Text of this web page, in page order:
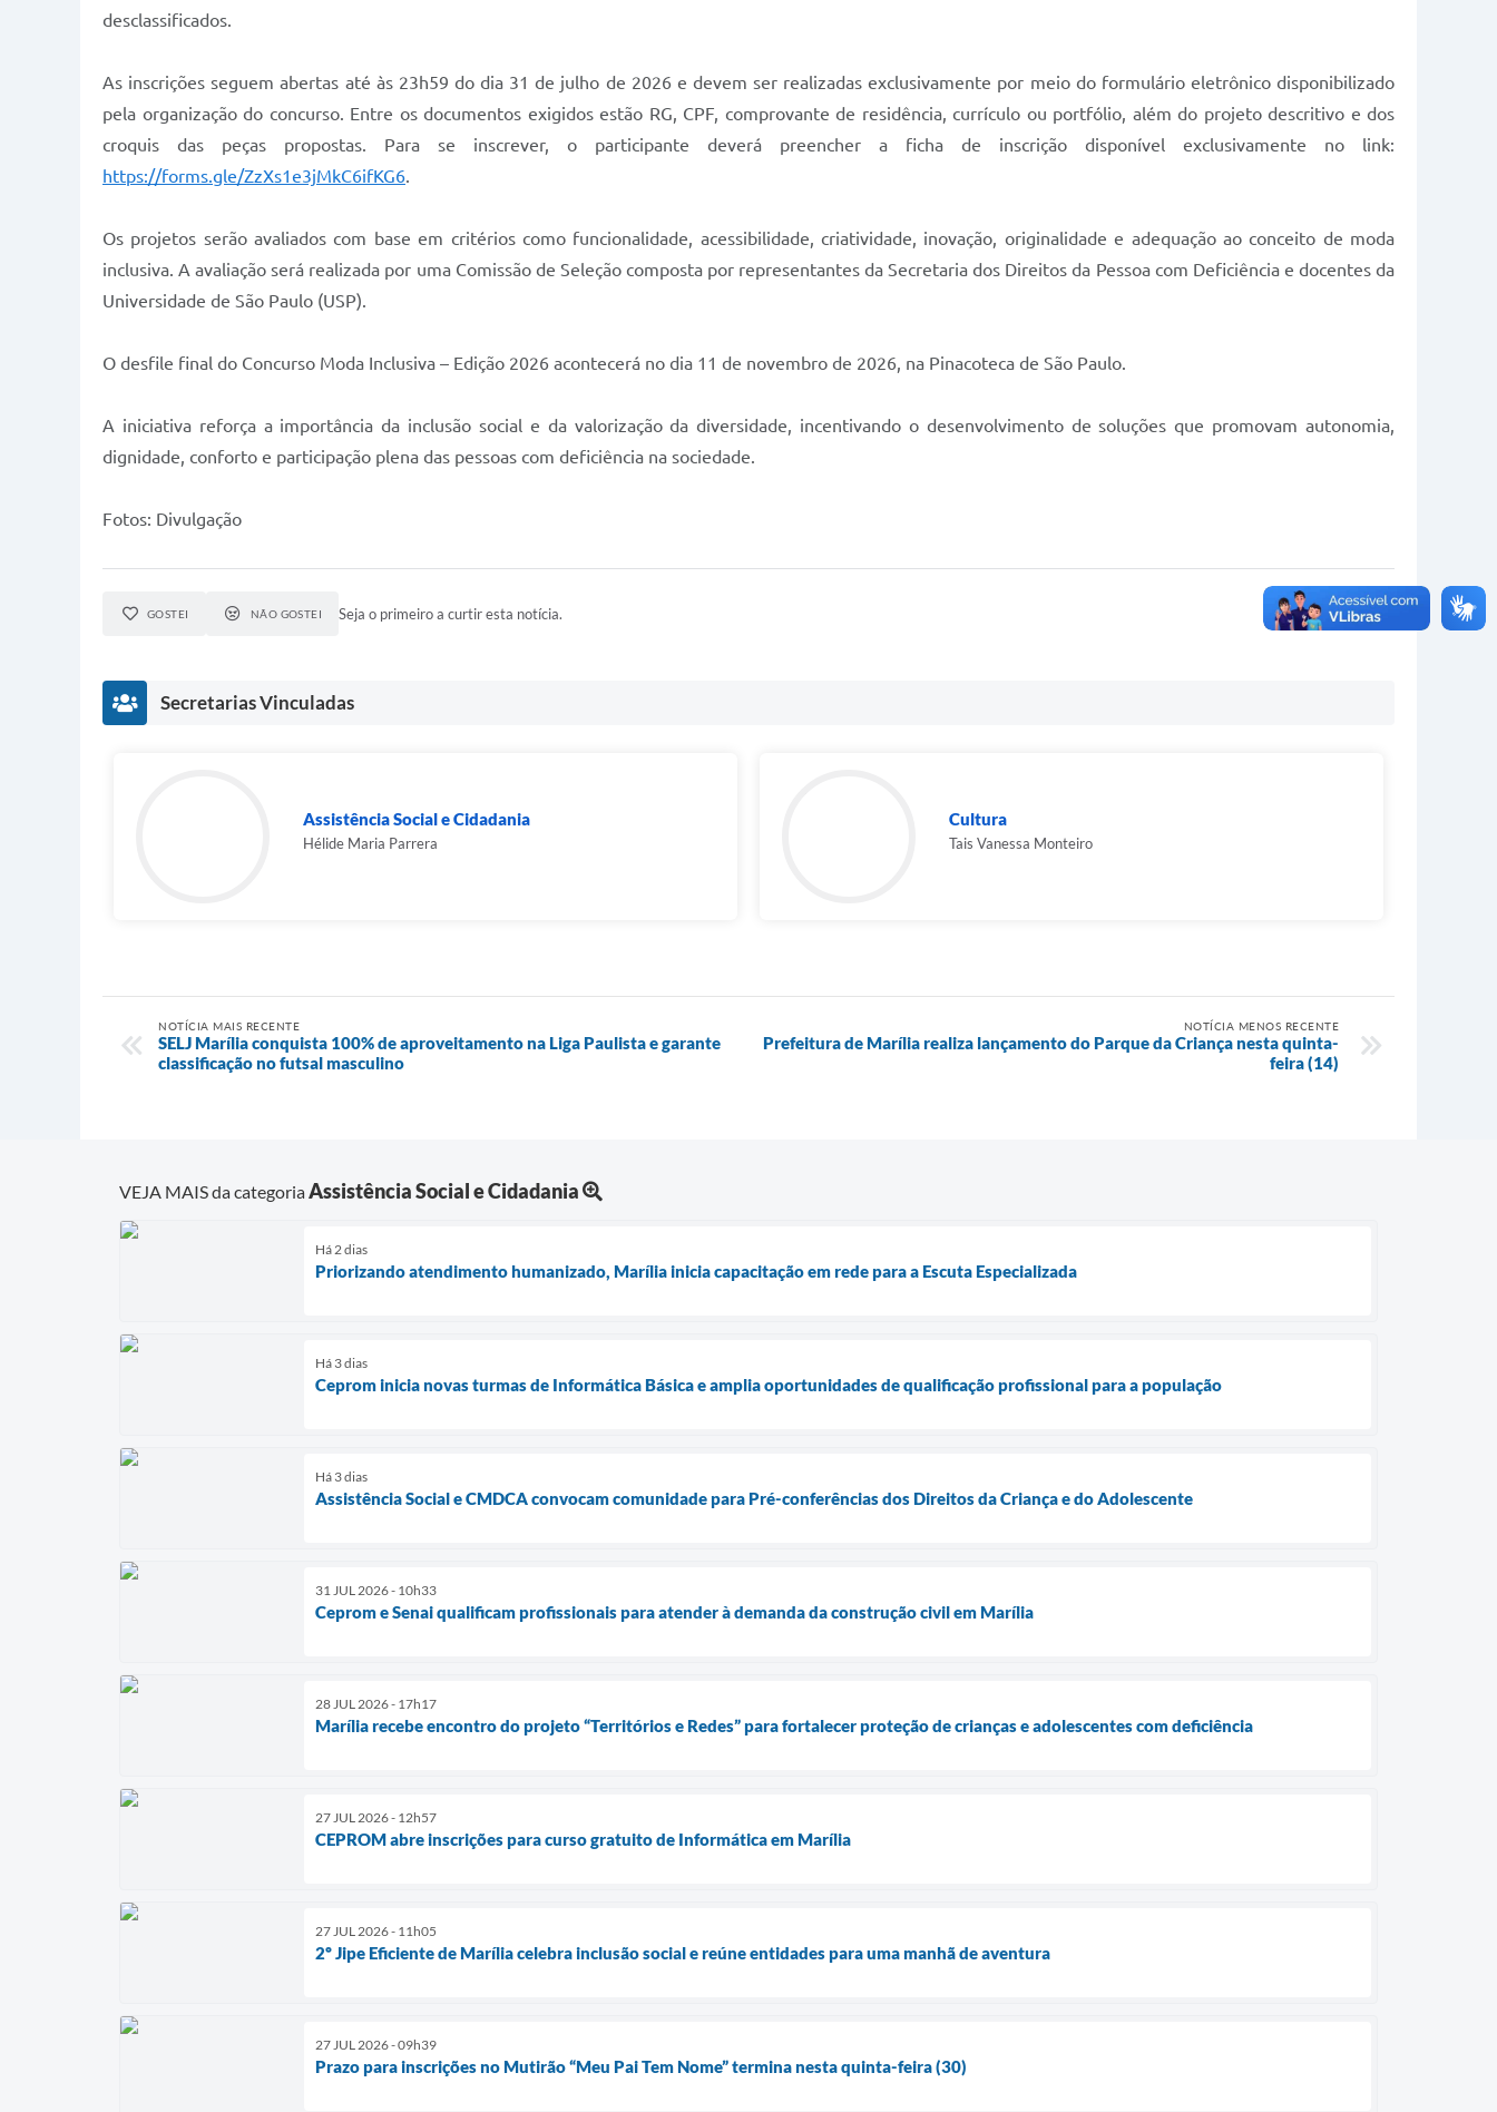
desclassificados.
As inscrições seguem abertas até às 23h59 do dia 31 de julho de 2026 e devem ser realizadas exclusivamente por meio do formulário eletrônico disponibilizado
pela organização do concurso. Entre os documentos exigidos estão RG, CPF, comprovante de residência, currículo ou portfólio, além do projeto descritivo e dos
croquis das peças propostas. Para se inscrever, o participante deverá preencher a ficha de inscrição disponível exclusivamente no link:
https://forms.gle/ZzXs1e3jMkC6ifKG6.
Os projetos serão avaliados com base em critérios como funcionalidade, acessibilidade, criatividade, inovação, originalidade e adequação ao conceito de moda
inclusiva. A avaliação será realizada por uma Comissão de Seleção composta por representantes da Secretaria dos Direitos da Pessoa com Deficiência e docentes da
Universidade de São Paulo (USP).
O desfile final do Concurso Moda Inclusiva – Edição 2026 acontecerá no dia 11 de novembro de 2026, na Pinacoteca de São Paulo.
A iniciativa reforça a importância da inclusão social e da valorização da diversidade, incentivando o desenvolvimento de soluções que promovam autonomia,
dignidade, conforto e participação plena das pessoas com deficiência na sociedade.
Fotos: Divulgação
GOSTEI NÃO GOSTEI Seja o primeiro a curtir esta notícia.
Secretarias Vinculadas
Assistência Social e Cidadania
Hélide Maria Parrera
Cultura
Tais Vanessa Monteiro
NOTÍCIA MAIS RECENTE
SELJ Marília conquista 100% de aproveitamento na Liga Paulista e garante
classificação no futsal masculino
NOTÍCIA MENOS RECENTE
Prefeitura de Marília realiza lançamento do Parque da Criança nesta quinta-
feira (14)
VEJA MAIS da categoriaAssistência Social e Cidadania
Há 2 dias
Priorizando atendimento humanizado, Marília inicia capacitação em rede para a Escuta Especializada
Há 3 dias
Ceprom inicia novas turmas de Informática Básica e amplia oportunidades de qualificação profissional para a população
Há 3 dias
Assistência Social e CMDCA convocam comunidade para Pré-conferências dos Direitos da Criança e do Adolescente
31 JUL 2026 - 10h33
Ceprom e Senai qualificam profissionais para atender à demanda da construção civil em Marília
28 JUL 2026 - 17h17
Marília recebe encontro do projeto “Territórios e Redes” para fortalecer proteção de crianças e adolescentes com deficiência
27 JUL 2026 - 12h57
CEPROM abre inscrições para curso gratuito de Informática em Marília
27 JUL 2026 - 11h05
2º Jipe Eficiente de Marília celebra inclusão social e reúne entidades para uma manhã de aventura
27 JUL 2026 - 09h39
Prazo para inscrições no Mutirão “Meu Pai Tem Nome” termina nesta quinta-feira (30)